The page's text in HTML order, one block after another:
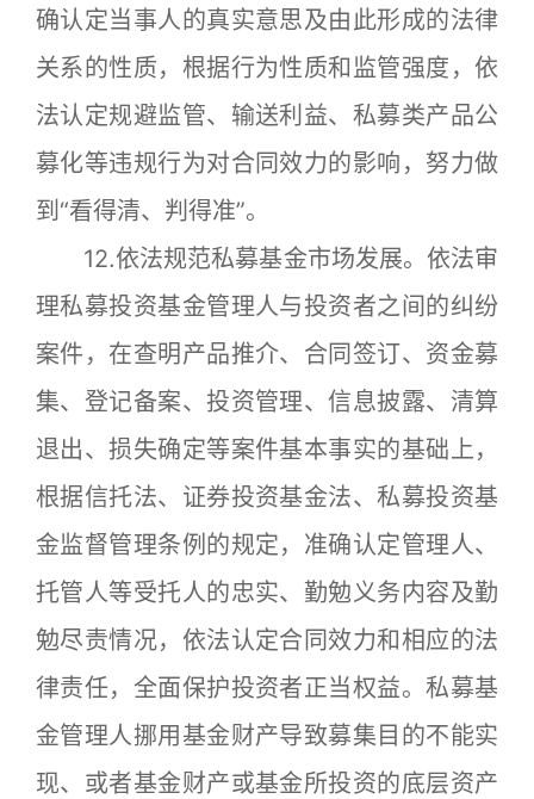
确认定当事人的真实意思及由此形成的法律
关系的性质，根据行为性质和监管强度，依
法认定规避监管、输送利益、私募类产品公
募化等违规行为对合同效力的影响，努力做
到“看得清、判得准”。
12.依法规范私募基金市场发展。依法审
理私募投资基金管理人与投资者之间的纠纷
案件，在查明产品推介、合同签订、资金募
集、登记备案、投资管理、信息披露、清算
退出、损失确定等案件基本事实的基础上，
根据信托法、证券投资基金法、私募投资基
金监督管理条例的规定，准确认定管理人、
托管人等受托人的忠实、勤勉义务内容及勤
勉尽责情况，依法认定合同效力和相应的法
律责任，全面保护投资者正当权益。私募基
金管理人挪用基金财产导致募集目的不能实
现、或者基金财产或基金所投资的底层资产